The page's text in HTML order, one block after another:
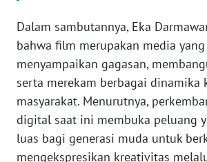
Dalam sambutannya, Eka
bahwa film merupakan media
menyampaikan gagasan,
serta merekam berbagai dinamika
masyarakat. Menurutnya,
digital saat ini membuka peluang
luas bagi generasi muda untuk
mengekspresikan kreativitas
DISCLAIMER
Wahana
News
Regional
WN
SUMUT